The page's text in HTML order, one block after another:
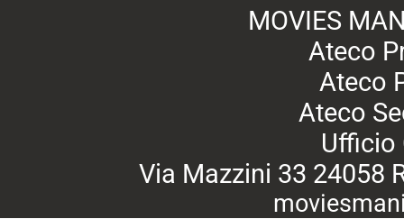
MOVIES
Ateco
Ateco
Ateco
Ufficio
Via Mazzini 33 24058